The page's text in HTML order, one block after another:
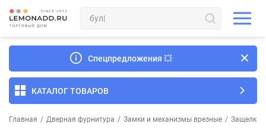
Спецпредложения 💥
КАТАЛОГ ТОВАРОВ
Главная / Дверная фурнитура / Замки и механизмы врезные / Защелки